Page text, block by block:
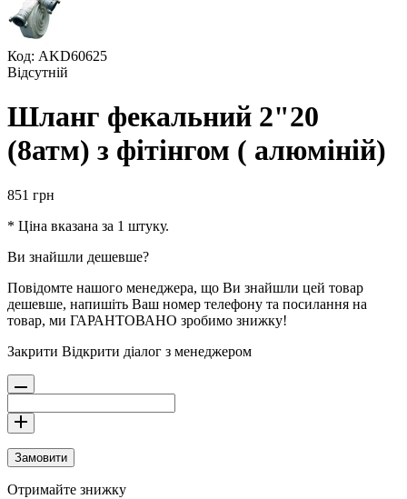
Код: AKD60625
Відсутній
Шланг фекальний 2"20
(8атм) з фітінгом ( алюміній)
851 грн
* Ціна вказана за 1 штуку.
Ви знайшли дешевше?
Повідомте нашого менеджера, що Ви знайшли цей товар
дешевше, напишіть Ваш номер телефону та посилання на
товар, ми ГАРАНТОВАНО зробимо знижку!
Закрити Відкрити діалог з менеджером
Замовити
Отримайте знижку